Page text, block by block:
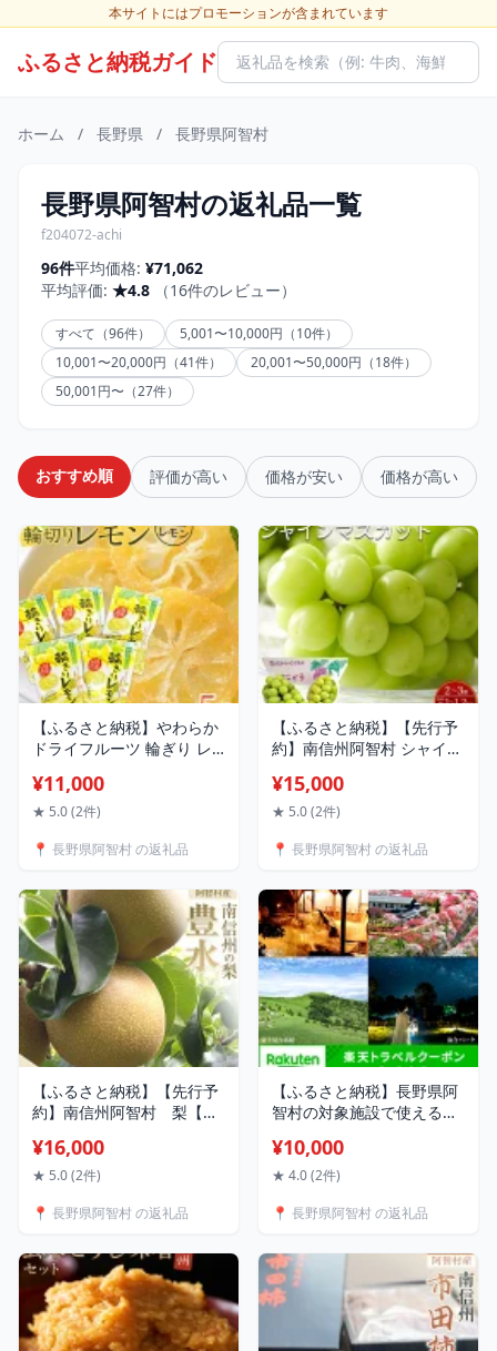
本サイトにはプロモーションが含まれています
ふるさと納税ガイド
ホーム / 長野県 / 長野県阿智村
長野県阿智村の返礼品一覧
f204072-achi
96件平均価格: ¥71,062
平均評価: ★4.8 （16件のレビュー）
すべて（96件）
5,001〜10,000円（10件）
10,001〜20,000円（41件）
20,001〜50,000円（18件）
50,001円〜（27件）
おすすめ順 評価が高い 価格が安い 価格が高い
【ふるさと納税】やわらか
ドライフルーツ 輪ぎり レ
｜ フルーツ お菓子 おつま
み 果物 レモン 小分け 国産
¥11,000
★ 5.0 (2件)
📍 長野県阿智村 の返礼品
【ふるさと納税】【先行予
約】南信州阿智村 シャイン
期間限定 数量限定 ぶどう
葡萄 1.0～1.2kg 信州 長野
¥15,000
★ 5.0 (2件)
📍 長野県阿智村 の返礼品
【ふるさと納税】【先行予
約】南信州阿智村 梨【豊
限定 数量限定 5kg 信州 長
野
¥16,000
★ 5.0 (2件)
📍 長野県阿智村 の返礼品
【ふるさと納税】長野県阿
智村の対象施設で使える楽
10,000円
¥10,000
★ 4.0 (2件)
📍 長野県阿智村 の返礼品